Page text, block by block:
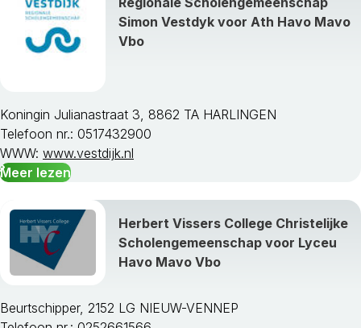
Simon Vestdyk voor Ath Havo Mavo
Vbo
Koningin Julianastraat 3, 8862 TA HARLINGEN
Telefoon nr.: 0517432900
WWW: www.vestdijk.nl
Meer lezen
Herbert Vissers College Christelijke
Scholengemeenschap voor Lyceu
Havo Mavo Vbo
Beurtschipper, 2152 LG NIEUW-VENNEP